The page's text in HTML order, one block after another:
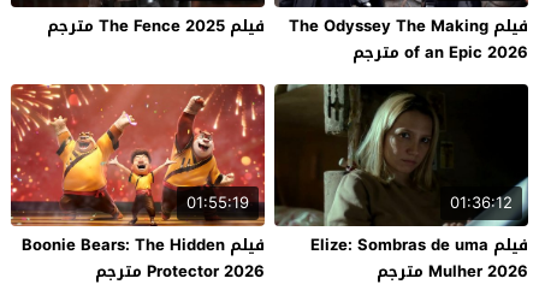
فيلم The Odyssey The Making
of an Epic 2026 مترجم
فيلم The Fence 2025 مترجم
01:36:12
فيلم Elize: Sombras de uma
Mulher 2026 مترجم
01:55:19
فيلم Boonie Bears: The Hidden
Protector 2026 مترجم